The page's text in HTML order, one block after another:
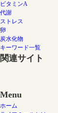
ビタミンA
代謝
ストレス
卵
炭水化物
キーワード一覧
関連サイト
Menu
ホーム